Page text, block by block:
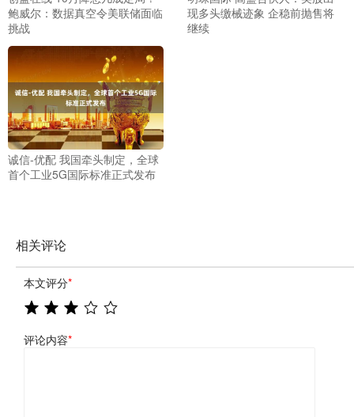
鲍威尔：数据真空令美联储面临
挑战
现多头缴械迹象 企稳前抛售将
继续
诚信-优配 我国牵头制定，全球
首个工业5G国际标准正式发布
相关评论
本文评分*
评论内容*